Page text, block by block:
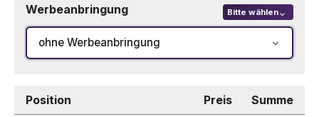
Werbeanbringung Bitte wählen
ohne Werbeanbringung
Position Preis Summe